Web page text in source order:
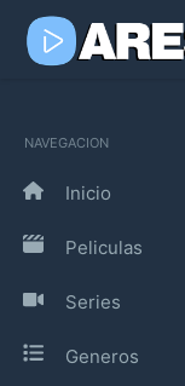
NAVEGACION
Inicio
Peliculas
Series
Generos